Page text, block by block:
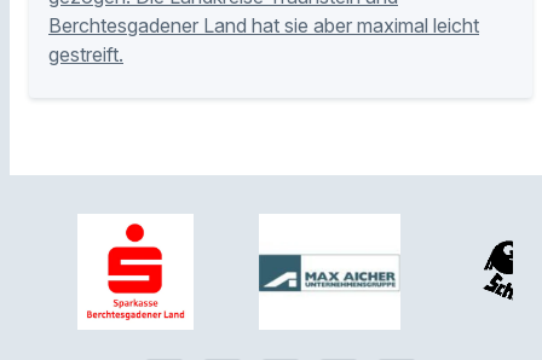
Berchtesgadener Land hat sie aber maximal leicht
gestreift.